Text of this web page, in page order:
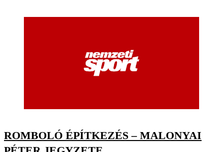
ROMBOLÓ ÉPÍTKEZÉS – MALONYAI